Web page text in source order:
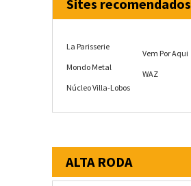
Sites recomendados
La Parisserie
Mondo Metal
Núcleo Villa-Lobos
Vem Por Aqui
WAZ
ALTA RODA